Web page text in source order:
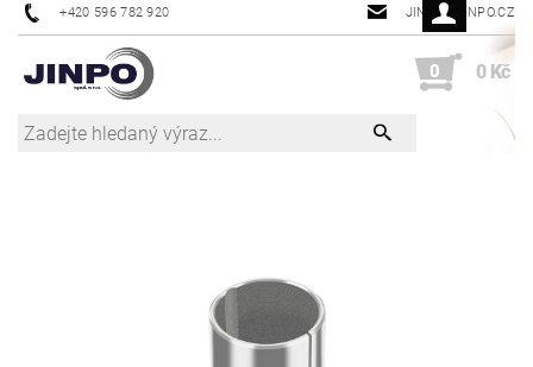
+420 596 782 920 JINPO@JINPO.CZ
0 0 Kč